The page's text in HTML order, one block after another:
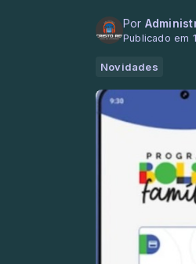
Por
Publicado em
Novidades